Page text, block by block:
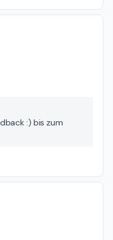
Grüße Ihr
:) bis zum